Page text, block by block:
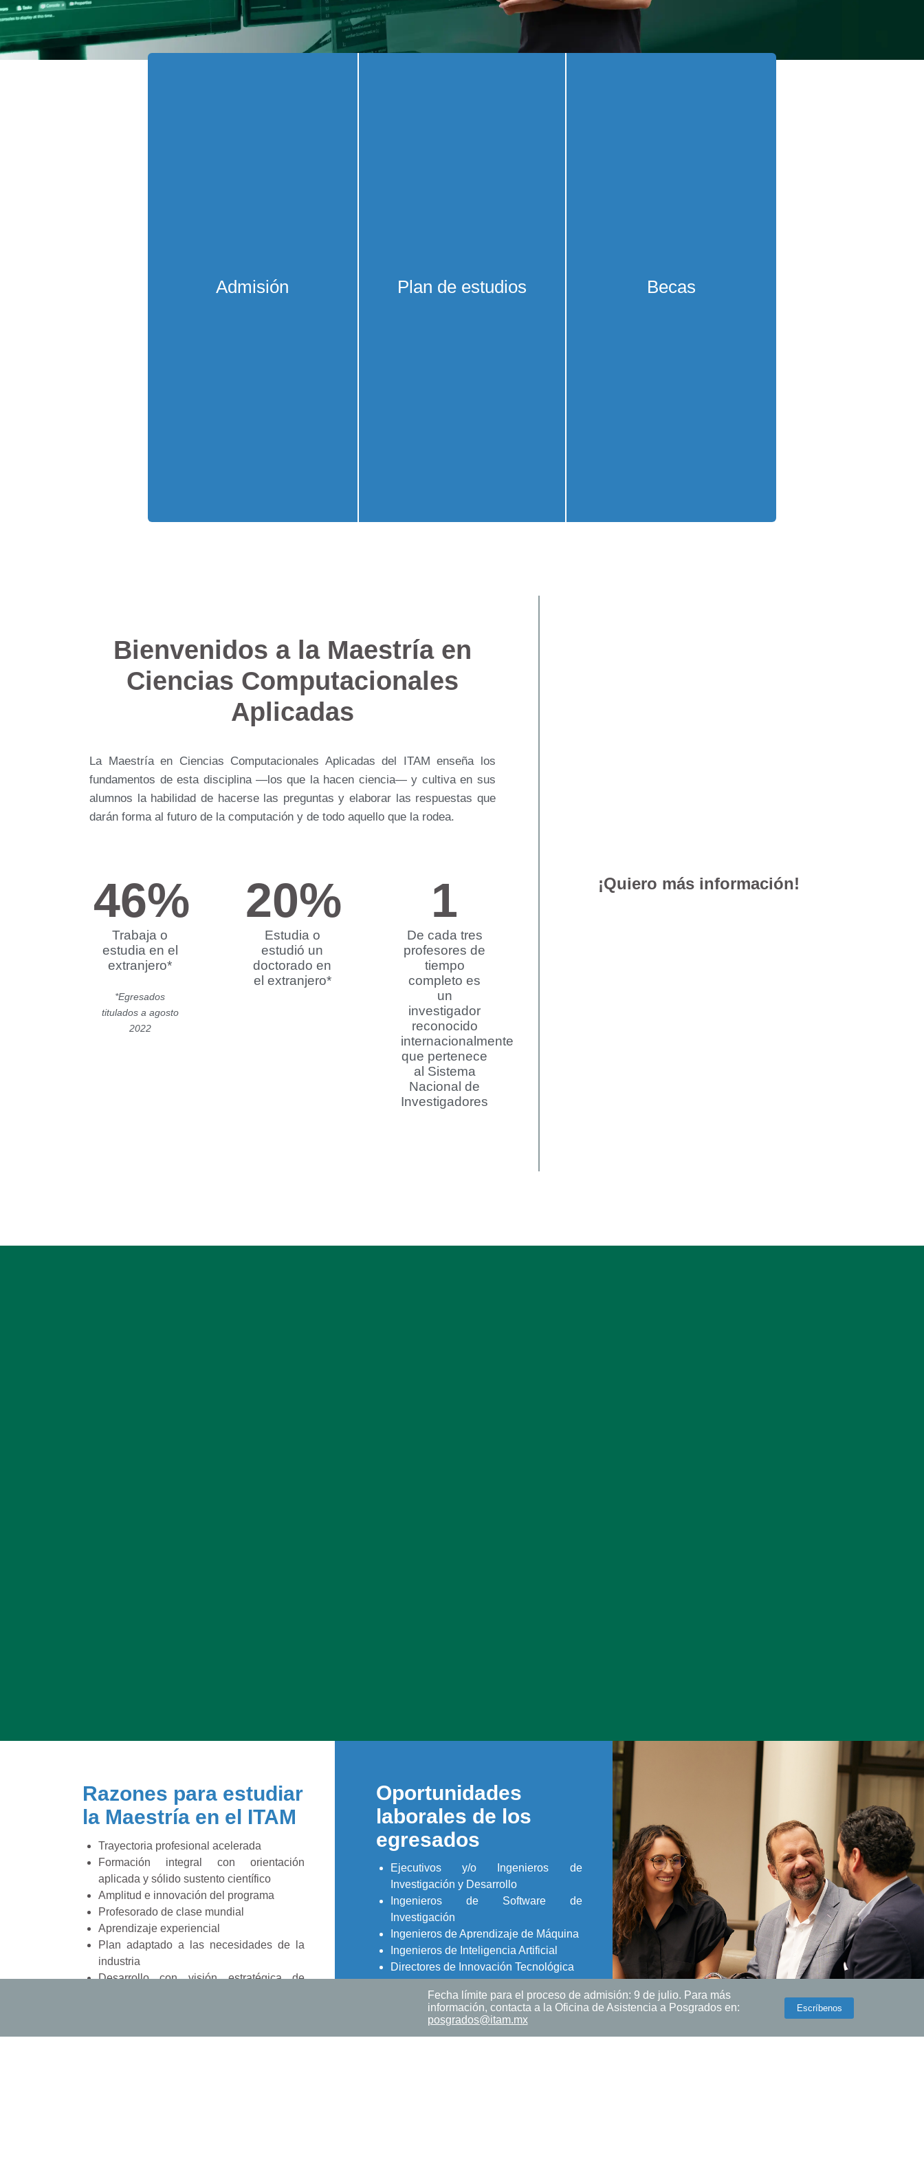
Admisión Plan de estudios Becas
Bienvenidos a la Maestría en
Ciencias Computacionales
Aplicadas
La Maestría en Ciencias Computacionales Aplicadas del ITAM enseña los
fundamentos de esta disciplina —los que la hacen ciencia— y cultiva en sus
alumnos la habilidad de hacerse las preguntas y elaborar las respuestas que
darán forma al futuro de la computación y de todo aquello que la rodea.
46%
Trabaja o
estudia en el
extranjero*
*Egresados
titulados a agosto
2022
20%
Estudia o
estudió un
doctorado en
el extranjero*
1
De cada tres
profesores de
tiempo
completo es
un
investigador
reconocido
internacionalmente
que pertenece
al Sistema
Nacional de
Investigadores
¡Quiero más información!
Razones para estudiar
la Maestría en el ITAM
Trayectoria profesional acelerada
Formación integral con orientación
aplicada y sólido sustento científico
Amplitud e innovación del programa
Profesorado de clase mundial
Aprendizaje experiencial
Plan adaptado a las necesidades de la
industria
Desarrollo con visión estratégica de
Oportunidades
laborales de los
egresados
Ejecutivos y/o Ingenieros de
Investigación y Desarrollo
Ingenieros de Software de
Investigación
Ingenieros de Aprendizaje de Máquina
Ingenieros de Inteligencia Artificial
Directores de Innovación Tecnológica
Asistentes de Investigación
Ingenieros de Software en Empresas
Fecha límite para el proceso de admisión: 9 de julio. Para más
información, contacta a la Oficina de Asistencia a Posgrados en:
posgrados@itam.mx
Escríbenos